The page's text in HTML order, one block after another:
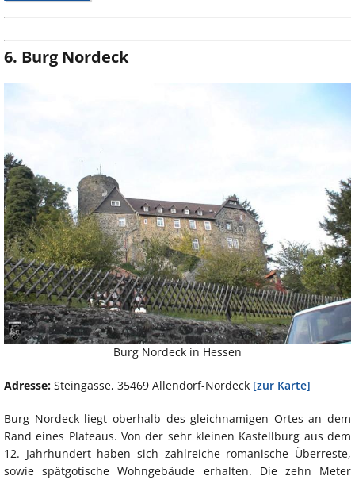
6. Burg Nordeck
Burg Nordeck in Hessen
Adresse: Steingasse, 35469 Allendorf-Nordeck [zur Karte]
Burg Nordeck liegt oberhalb des gleichnamigen Ortes an dem
Rand eines Plateaus. Von der sehr kleinen Kastellburg aus dem
12. Jahrhundert haben sich zahlreiche romanische Überreste,
sowie spätgotische Wohngebäude erhalten. Die zehn Meter